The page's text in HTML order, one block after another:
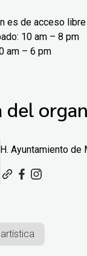
es de acceso
10 am – 8 pm
am – 6 pm
del
H. Ayuntamiento de